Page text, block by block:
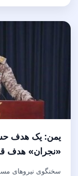
یمن: یک هدف
«نجران» هدف
سخنگوی نیروهای